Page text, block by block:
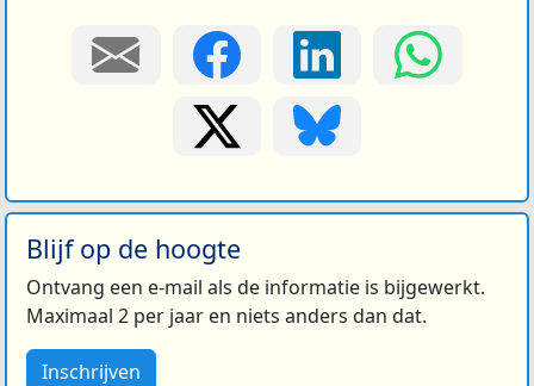
Blijf op de hoogte
Ontvang een e-mail als de informatie is bijgewerkt.
Maximaal 2 per jaar en niets anders dan dat.
Inschrijven